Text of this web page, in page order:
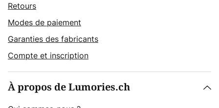
Retours
Modes de paiement
Garanties des fabricants
Compte et inscription
À propos de Lumories.ch